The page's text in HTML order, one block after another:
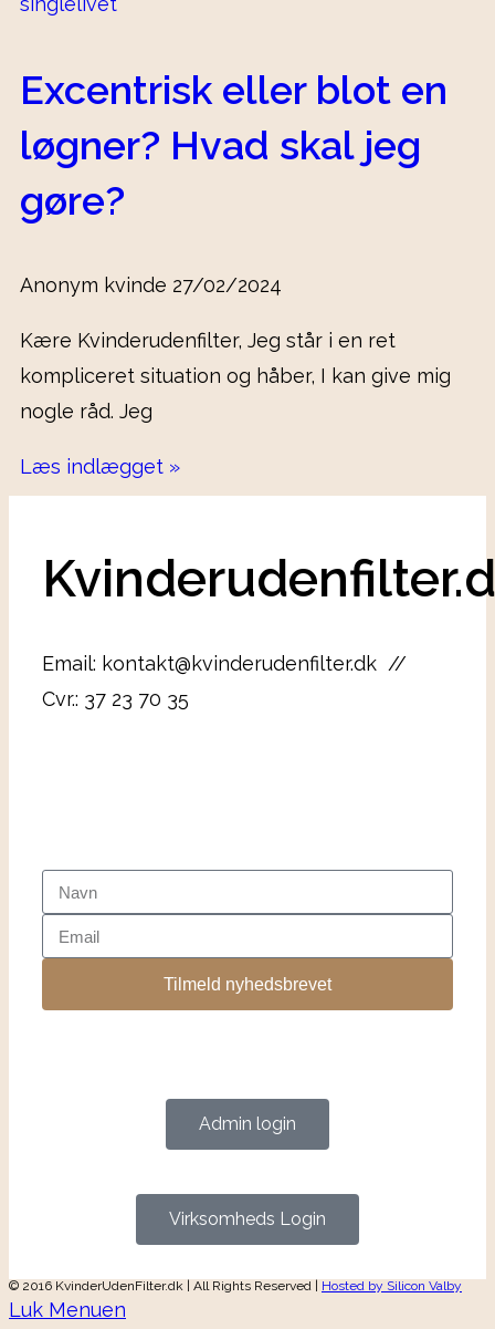
Excentrisk eller blot en
løgner? Hvad skal jeg
gøre?
Anonym kvinde 27/02/2024
Kære Kvinderudenfilter, Jeg står i en ret
kompliceret situation og håber, I kan give mig
nogle råd. Jeg
Læs indlægget »
Email: kontakt@kvinderudenfilter.dk //
Cvr.: 37 23 70 35
Tilmeld nyhedsbrevet
Virksomheds Login
Admin login
© 2016 KvinderUdenFilter.dk | All Rights Reserved | Hosted by Silicon Valby
Luk Menuen